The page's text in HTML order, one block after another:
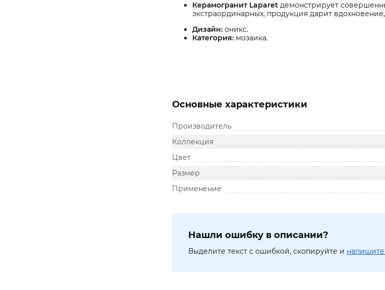
Керамогранит Laparet демонстрирует
экстраординарных, продукция дарит
Дизайн: оникс.
Категория: мозаика.
Основные характеристики
Производитель
Коллекция
Цвет
Размер
Применение
Нашли ошибку в описании?
Выделите текст с ошибкой, скопируйте и